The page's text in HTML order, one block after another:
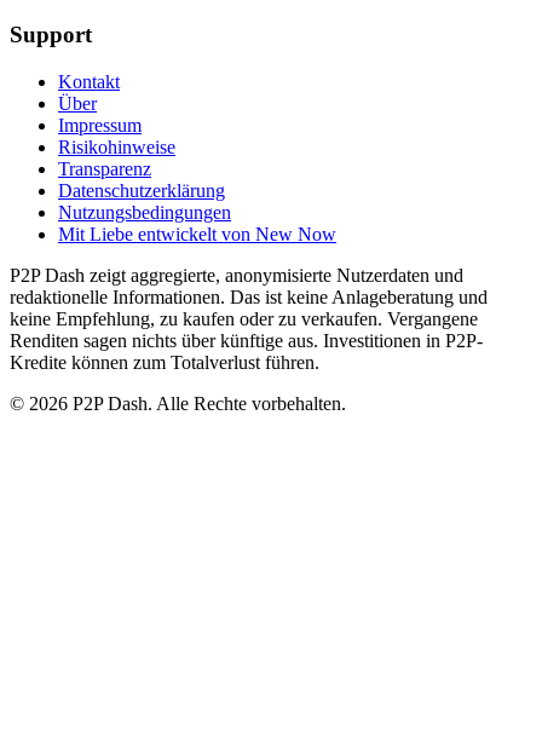
Support
Kontakt
Über
Impressum
Risikohinweise
Transparenz
Datenschutzerklärung
Nutzungsbedingungen
Mit Liebe entwickelt von New Now
P2P Dash zeigt aggregierte, anonymisierte Nutzerdaten und
redaktionelle Informationen. Das ist keine Anlageberatung und
keine Empfehlung, zu kaufen oder zu verkaufen. Vergangene
Renditen sagen nichts über künftige aus. Investitionen in P2P-
Kredite können zum Totalverlust führen.
© 2026 P2P Dash. Alle Rechte vorbehalten.